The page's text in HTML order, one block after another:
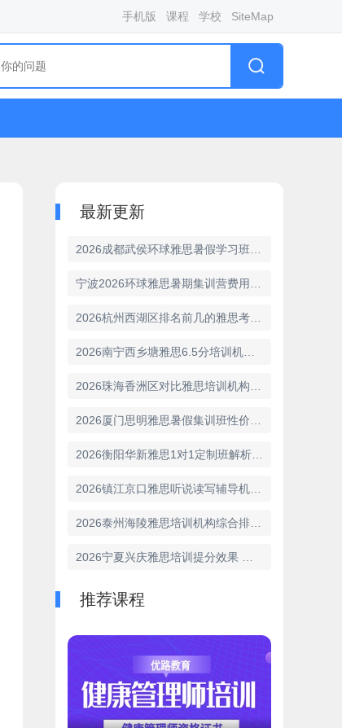
手机版 课程 学校 SiteMap
最新更新
推荐课程